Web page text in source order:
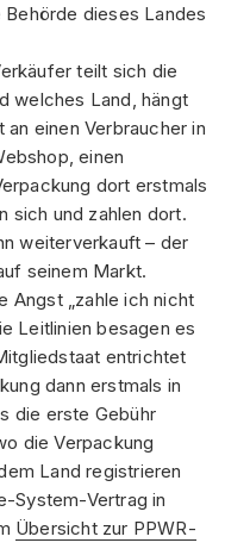
dieses Landes
teilt sich die
welches Land, hängt
einen Verbraucher in
einen
dort erstmals
sich und zahlen dort.
weiterverkauft – der
seinem Markt.
Angst „zahle ich nicht
Leitlinien besagen es
entrichtet
dann erstmals in
die erste Gebühr
die Verpackung
Land registrieren
System-Vertrag in
Übersicht zur PPWR-